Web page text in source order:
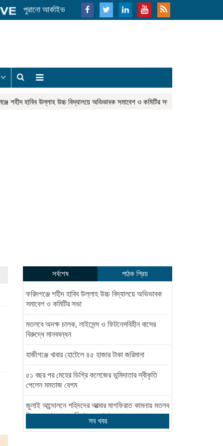
পুরানো আর্কাইভ
শহীদ হাবিব উল্লাহ উচ্চ বিদ্যালয়ে অভিভাবক সমাবেশ ও কমিটির সভা
সর্বশেষ পাঠক প্রিয়
ফরিদগঞ্জে শহীদ হাবিব উল্লাহ উচ্চ বিদ্যালয়ে অভিভাবক
সমাবেশ ও কমিটির সভা
মতলবে অদক্ষ চালক, লাইসেন্স ও ফিটনেসবিহীন বাসের
বিরুদ্ধে মানববন্ধন
হাজীগঞ্জে খাবার হোটেলে ৪৫ হাজার টাকা জরিমানা
৫১ বছর পর মেহের ডিগ্রি কলেজের ভূমিদাতার স্বীকৃতি
পেলেন মমতাজ বেগম
জুলাই আন্দোলনে শহিদদের আত্মার মাগফিরাত কামনায় মতলব
উত্তরে ছাত্রদলের মিলাদ ও দোয়া
সব খবর